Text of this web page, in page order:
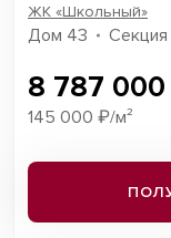
ЖК «Школьный»
Дом 43 Секция
8 787
145 000 ₽/м²